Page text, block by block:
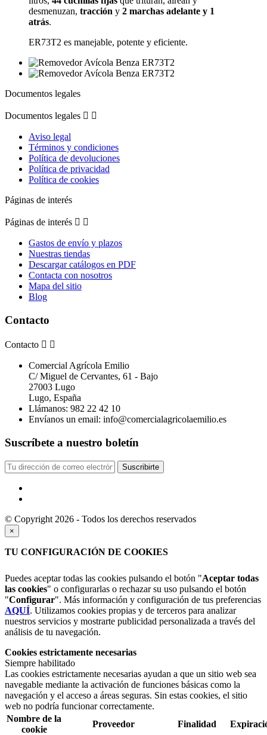
desmenuzan, tracción y 2 marchas adelante y 1
atrás.
ER73T2 es manejable, potente y eficiente.
Documentos legales
Documentos legales  
Aviso legal
Términos y condiciones
Política de devoluciones
Política de privacidad
Política de cookies
Páginas de interés
Páginas de interés  
Gastos de envío y plazos
Nuestras tiendas
Descargar catálogos en PDF
Contacta con nosotros
Mapa del sitio
Blog
Contacto
Contacto  
Comercial Agrícola Emilio
C/ Miguel de Cervantes, 61 - Bajo
27003 Lugo
Lugo, España
Llámanos: 982 22 42 10
Envíanos un email: info@comercialagricolaemilio.es
Suscríbete a nuestro boletín
Suscribirte
© Copyright 2026 - Todos los derechos reservados
×
TU CONFIGURACIÓN DE COOKIES
Puedes aceptar todas las cookies pulsando el botón "Aceptar todas
las cookies" o configurarlas o rechazar su uso pulsando el botón
"Configurar". Más información y configuración de tus preferencias
AQUÍ. Utilizamos cookies propias y de terceros para analizar
nuestros servicios y mostrarte publicidad personalizada a través del
análisis de tu navegación.
Cookies estrictamente necesarias
Siempre habilitado
Las cookies estrictamente necesarias ayudan a que un sitio web sea
navegable mediante la activación de funciones básicas como la
navegación y el acceso a áreas seguras. Sin estas cookies, el sitio
web no podría funcionar correctamente.
Nombre de la
cookie
Proveedor Finalidad